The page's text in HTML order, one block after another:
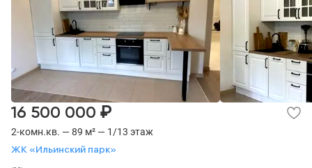
2-комн.кв. — 89 м² — 1/13 этаж
ЖК «Ильинский парк»
16 500 000 ₽